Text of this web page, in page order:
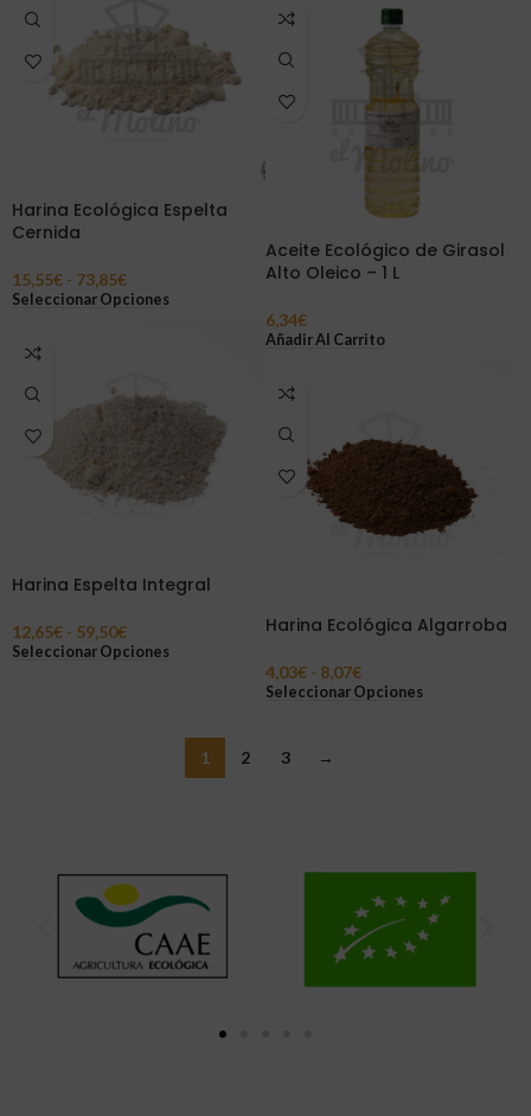
Harina Ecológica Espelta
Cernida
15,55€ - 73,85€
Seleccionar Opciones
Aceite Ecológico de Girasol
Alto Oleico – 1 L
6,34€
Añadir Al Carrito
Harina Espelta Integral
12,65€ - 59,50€
Seleccionar Opciones
Harina Ecológica Algarroba
4,03€ - 8,07€
Seleccionar Opciones
1 2 3 →